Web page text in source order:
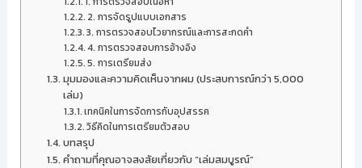
2. การจัดรูปแบบเอกสาร
3. การตรวจสอบไวยากรณ์และการสะกดคำ
4. การตรวจสอบการอ้างอิง
5. การเตรียมส่ง
มุมมองและความคิดเห็นจากผม (ประสบการณ์กว่า 5,000
เล่ม)
เทคนิคในการจัดการกับอุปสรรค
วิธีคิดในการเตรียมตัวสอบ
บทสรุป
คำถามที่คุณอาจสงสัยเกี่ยวกับ “เล่มสมบูรณ์”